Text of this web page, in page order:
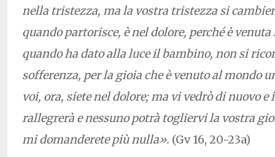
nella tristezza, ma la vostra tristezza si
quando partorisce, è nel dolore, perché è venuta
quando ha dato alla luce il bambino, non si
sofferenza, per la gioia che è venuto al mondo
voi, ora, siete nel dolore; ma vi vedrò di nuovo e
rallegrerà e nessuno potrà togliervi la vostra
mi domanderete più nulla». (Gv 16, 20-23a)